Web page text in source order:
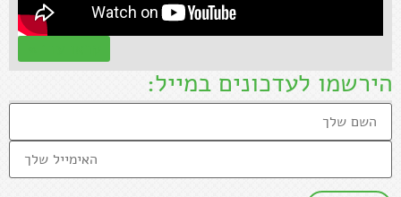
הירשמו לעדכונים במייל: